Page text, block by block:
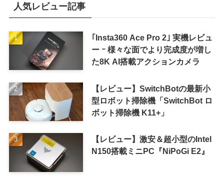
人気レビュー記事
｢Insta360 Ace Pro 2｣ 実機レビュ
ー ｰ 様々な面でより完成度が増し
た8K AI搭載アクションカメラ
【レビュー】SwitchBotの最新小
型ロボット掃除機「SwitchBot ロ
ボット掃除機 K11+」
【レビュー】激安＆超小型のIntel
N150搭載ミニPC『NiPoGi E2』